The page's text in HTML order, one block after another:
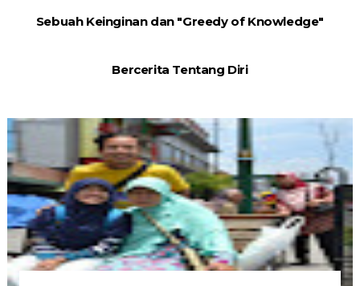
Sebuah Keinginan dan "Greedy of Knowledge"
Bercerita Tentang Diri